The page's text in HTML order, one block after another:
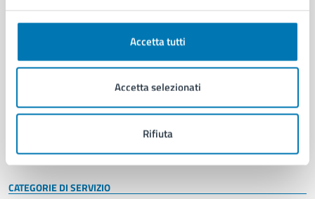
Accetta tutti
Accetta selezionati
Rifiuta
Organi di governo
Enti e fondazioni
Personale amministrativo
Intranet, posta aziendale e protocollo
CATEGORIE DI SERVIZIO